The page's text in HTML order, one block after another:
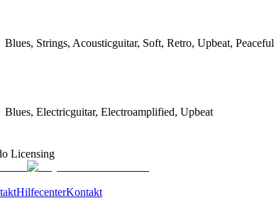
Blues, Strings, Acousticguitar, Soft, Retro, Upbeat, Peaceful
Blues, Electricguitar, Electroamplified, Upbeat
Licensing
HilfecenterKontakt